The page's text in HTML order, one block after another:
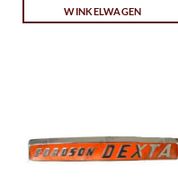
WINKELWAGEN